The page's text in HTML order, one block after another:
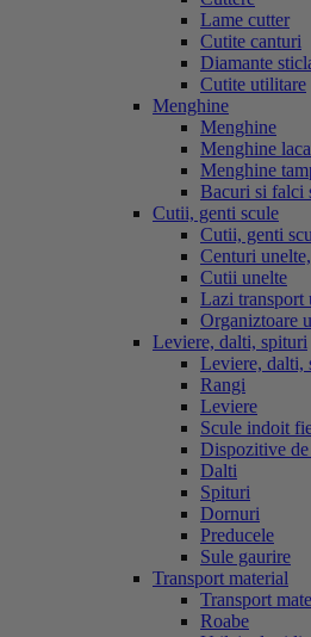
Lame cutter
Cutite canturi
Diamante
Cutite utilitare
Menghine
Menghine
Menghine
Menghine
Bacuri si falci
Cutii, genti scule
Cutii, genti
Centuri
Cutii unelte
Lazi transport
Organiztoare
Leviere, dalti, spituri
Leviere, dalti,
Rangi
Leviere
Scule indoit
Dispozitive
Dalti
Spituri
Dornuri
Preducele
Sule gaurire
Transport material
Transport
Roabe